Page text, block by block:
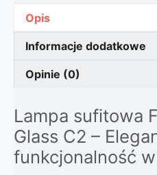
Opis
Informacje dodatkowe
Opinie (0)
Lampa sufitowa
Glass C2 –
funkcjonalność